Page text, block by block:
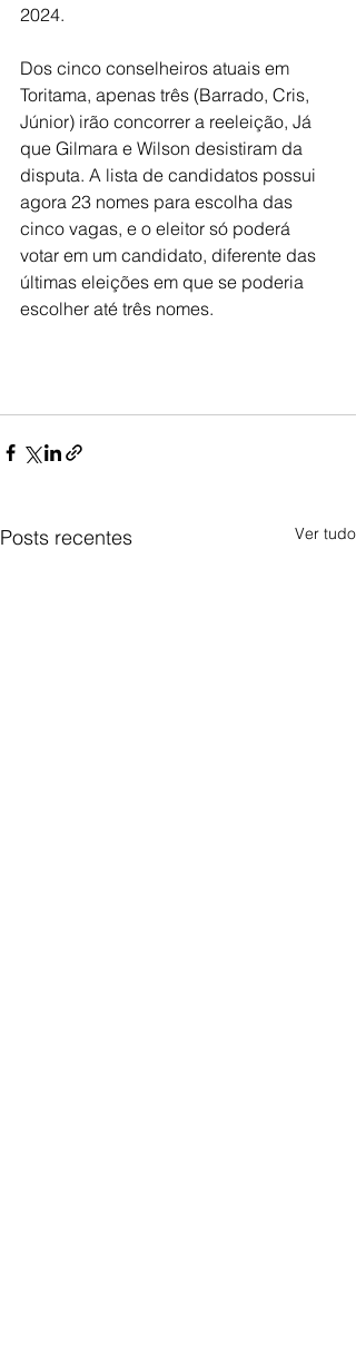
2024.
Dos cinco conselheiros atuais em
Toritama, apenas três (Barrado, Cris,
Júnior) irão concorrer a reeleição, Já
que Gilmara e Wilson desistiram da
disputa. A lista de candidatos possui
agora 23 nomes para escolha das
cinco vagas, e o eleitor só poderá
votar em um candidato, diferente das
últimas eleições em que se poderia
escolher até três nomes.
Posts recentes Ver tudo